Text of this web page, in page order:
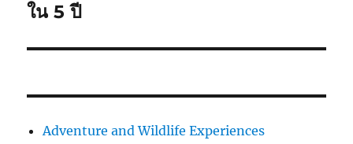
ใน 5 ปี
Adventure and Wildlife Experiences